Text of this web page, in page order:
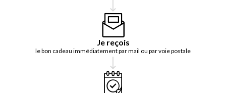
Je reçois
le bon cadeau immédiatement par mail ou par voie postale